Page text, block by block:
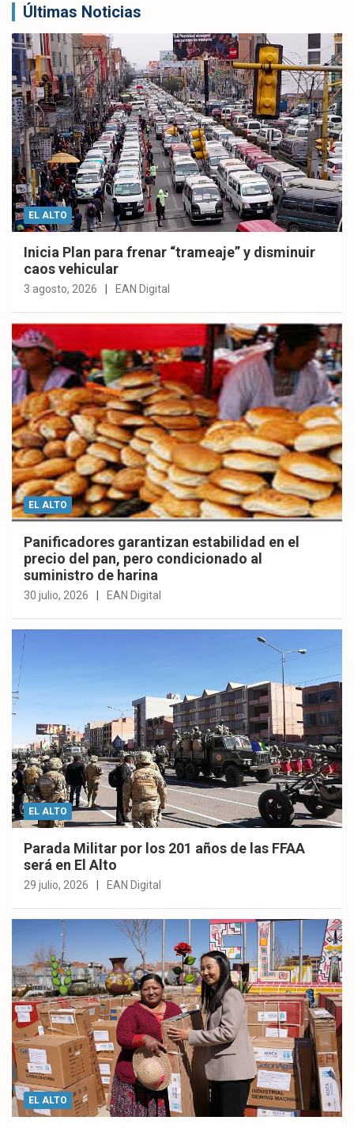
Últimas Noticias
EL ALTO
Inicia Plan para frenar “trameaje” y disminuir
caos vehicular
3 agosto, 2026 EAN Digital
EL ALTO
Panificadores garantizan estabilidad en el
precio del pan, pero condicionado al
suministro de harina
30 julio, 2026 EAN Digital
EL ALTO
Parada Militar por los 201 años de las FFAA
será en El Alto
29 julio, 2026 EAN Digital
EL ALTO